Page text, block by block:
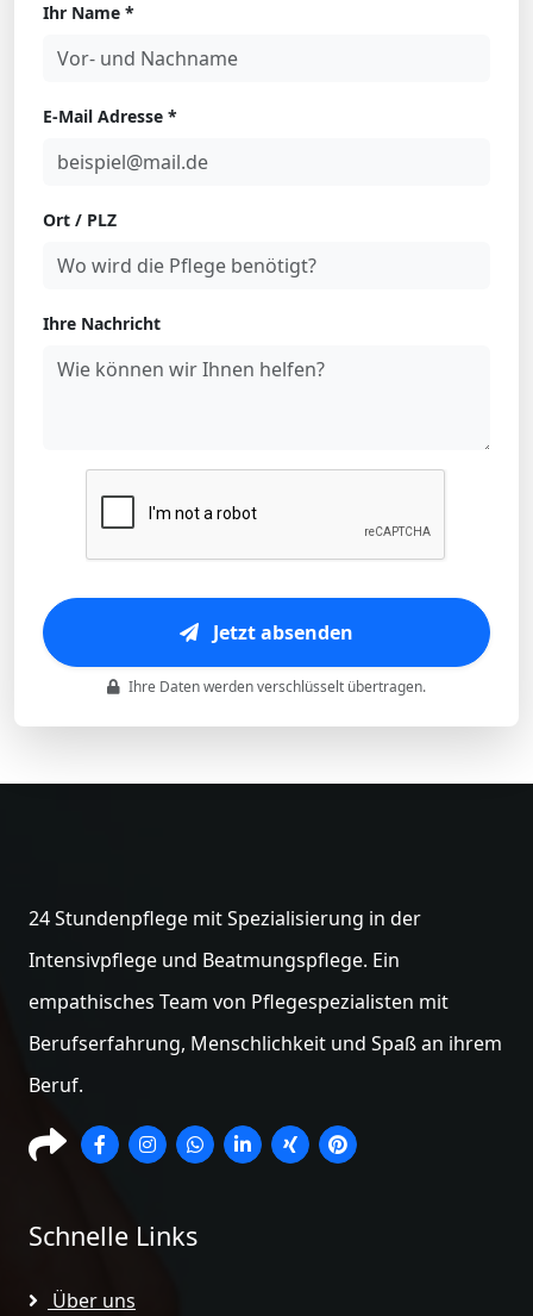
Ihr Name *
E-Mail Adresse *
Ort / PLZ
Ihre Nachricht
Jetzt absenden
Ihre Daten werden verschlüsselt übertragen.
24 Stundenpflege mit Spezialisierung in der
Intensivpflege und Beatmungspflege. Ein
empathisches Team von Pflegespezialisten mit
Berufserfahrung, Menschlichkeit und Spaß an ihrem
Beruf.
Schnelle Links
Über uns